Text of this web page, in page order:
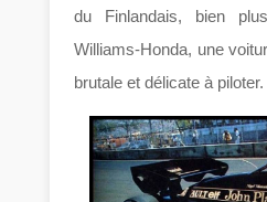
du Finlandais, bien
Williams-Honda, une
brutale et délicate à piloter.